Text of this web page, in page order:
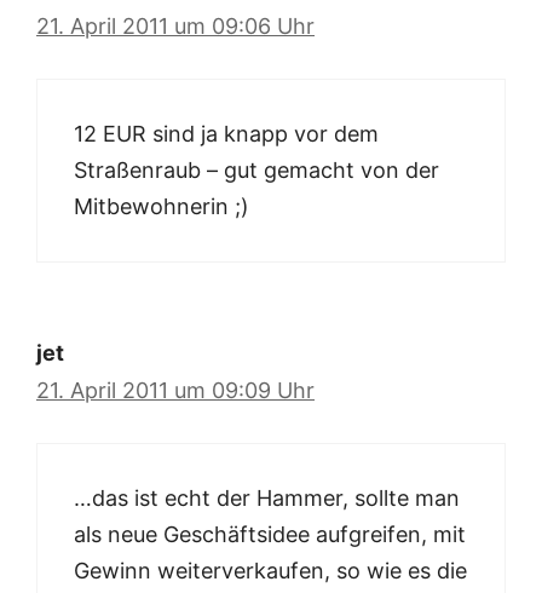
21. April 2011 um 09:06 Uhr
12 EUR sind ja knapp vor dem
Straßenraub – gut gemacht von der
Mitbewohnerin ;)
jet
21. April 2011 um 09:09 Uhr
…das ist echt der Hammer, sollte man
als neue Geschäftsidee aufgreifen, mit
Gewinn weiterverkaufen, so wie es die